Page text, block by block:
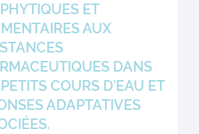
ET
AUX
DANS
COURS D’EAU ET
ADAPTATIVES